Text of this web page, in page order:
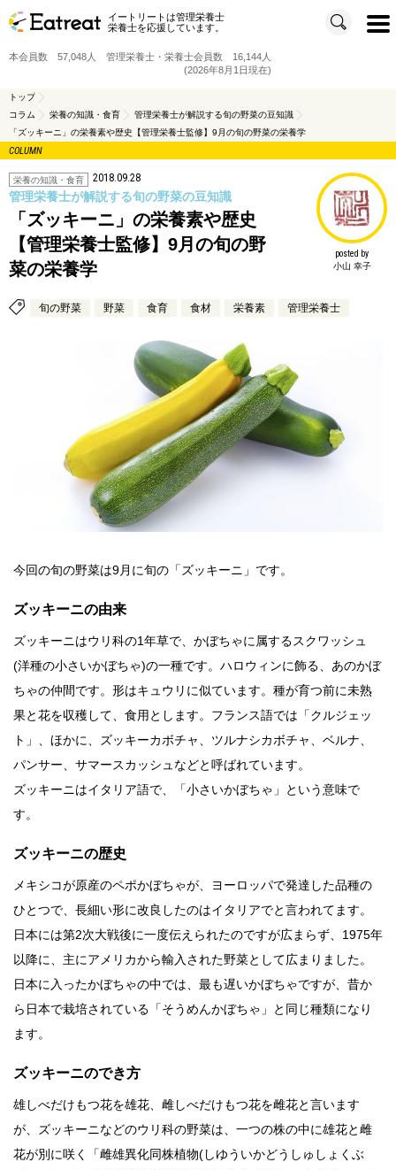
イートリートは管理栄養士
栄養士を応援しています。
t
o
i
本会員数 57,048人 管理栄養士・栄養士会員数 16,144人
(2026年8月1日現在)
トップ
コラム
栄養の知識・食育
管理栄養士が解説する旬の野菜の豆知識
「ズッキーニ」の栄養素や歴史【管理栄養士監修】9月の旬の野菜の栄養学
COLUMN
栄養の知識・食育 2018.09.28
管理栄養士が解説する旬の野菜の豆知識
「ズッキーニ」の栄養素や歴史
【管理栄養士監修】9月の旬の野
菜の栄養学
posted by
小山 幸子
旬の野菜 野菜 食育 食材 栄養素 管理栄養士
今回の旬の野菜は9月に旬の「ズッキーニ」です。
ズッキーニの由来
ズッキーニはウリ科の1年草で、かぼちゃに属するスクワッシュ
(洋種の小さいかぼちゃ)の一種です。ハロウィンに飾る、あのかぼ
ちゃの仲間です。形はキュウリに似ています。種が育つ前に未熟
果と花を収穫して、食用とします。フランス語では「クルジェッ
ト」、ほかに、ズッキーカボチャ、ツルナシカボチャ、ベルナ、
パンサー、サマースカッシュなどと呼ばれています。
ズッキーニはイタリア語で、「小さいかぼちゃ」という意味で
す。
ズッキーニの歴史
メキシコが原産のペポかぼちゃが、ヨーロッパで発達した品種の
ひとつで、長細い形に改良したのはイタリアでと言われてます。
日本には第2次大戦後に一度伝えられたのですが広まらず、1975年
以降に、主にアメリカから輸入された野菜として広まりました。
日本に入ったかぼちゃの中では、最も遅いかぼちゃですが、昔か
ら日本で栽培されている「そうめんかぼちゃ」と同じ種類になり
ます。
ズッキーニのでき方
雄しべだけもつ花を雄花、雌しべだけもつ花を雌花と言います
が、ズッキーニなどのウリ科の野菜は、一つの株の中に雄花と雌
花が別に咲く「雌雄異化同株植物(しゆういかどうしゅしょくぶ